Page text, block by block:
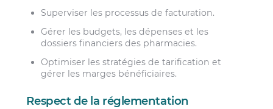
Superviser les processus de facturation.
Gérer les budgets, les dépenses et les
dossiers financiers des pharmacies.
Optimiser les stratégies de tarification et
gérer les marges bénéficiaires.
Respect de la réglementation